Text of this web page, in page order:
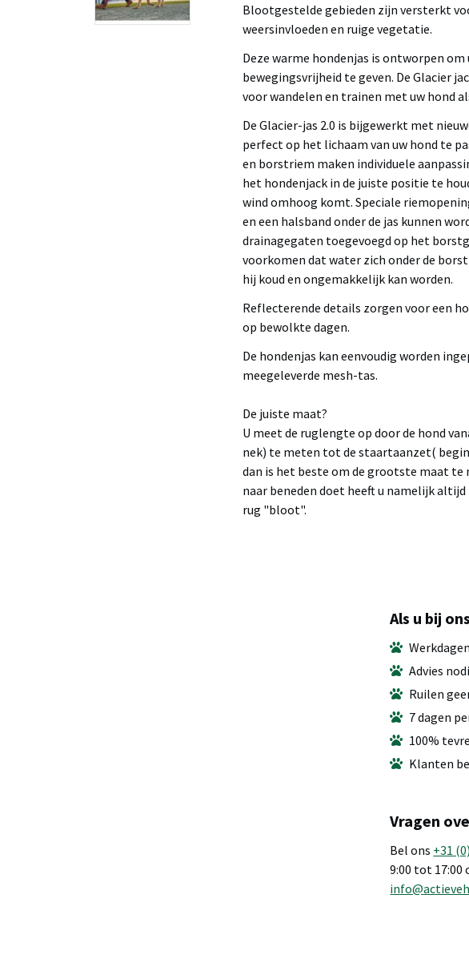
Blootgestelde gebieden zijn versterkt
weersinvloeden en ruige vegetatie.
Deze warme hondenjas is ontworpen
bewegingsvrijheid te geven. De Glacier
voor wandelen en trainen met uw hond
De Glacier-jas 2.0 is bijgewerkt met
perfect op het lichaam van uw hond te
en borstriem maken individuele
het hondenjack in de juiste positie te
wind omhoog komt. Speciale
en een halsband onder de jas kunnen
drainagegaten toegevoegd op het
voorkomen dat water zich onder de
hij koud en ongemakkelijk kan worden.
Reflecterende details zorgen voor een
op bewolkte dagen.
De hondenjas kan eenvoudig worden
meegeleverde mesh-tas.
De juiste maat?
U meet de ruglengte op door de hond
nek) te meten tot de staartaanzet(
dan is het beste om de grootste maat te
naar beneden doet heeft u namelijk
rug "bloot".
Als u bij
Advies
Ruilen
7 dagen
100%
Klanten
Vragen
Bel ons +31
9:00 tot 17:00